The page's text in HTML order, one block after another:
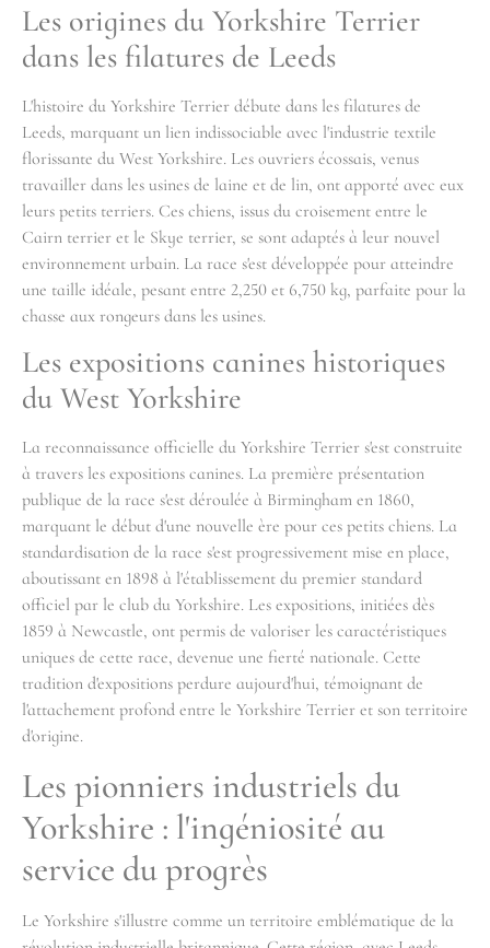
Les origines du Yorkshire Terrier
dans les filatures de Leeds
L'histoire du Yorkshire Terrier débute dans les filatures de
Leeds, marquant un lien indissociable avec l'industrie textile
florissante du West Yorkshire. Les ouvriers écossais, venus
travailler dans les usines de laine et de lin, ont apporté avec eux
leurs petits terriers. Ces chiens, issus du croisement entre le
Cairn terrier et le Skye terrier, se sont adaptés à leur nouvel
environnement urbain. La race s'est développée pour atteindre
une taille idéale, pesant entre 2,250 et 6,750 kg, parfaite pour la
chasse aux rongeurs dans les usines.
Les expositions canines historiques
du West Yorkshire
La reconnaissance officielle du Yorkshire Terrier s'est construite
à travers les expositions canines. La première présentation
publique de la race s'est déroulée à Birmingham en 1860,
marquant le début d'une nouvelle ère pour ces petits chiens. La
standardisation de la race s'est progressivement mise en place,
aboutissant en 1898 à l'établissement du premier standard
officiel par le club du Yorkshire. Les expositions, initiées dès
1859 à Newcastle, ont permis de valoriser les caractéristiques
uniques de cette race, devenue une fierté nationale. Cette
tradition d'expositions perdure aujourd'hui, témoignant de
l'attachement profond entre le Yorkshire Terrier et son territoire
d'origine.
Les pionniers industriels du
Yorkshire : l'ingéniosité au
service du progrès
Le Yorkshire s'illustre comme un territoire emblématique de la